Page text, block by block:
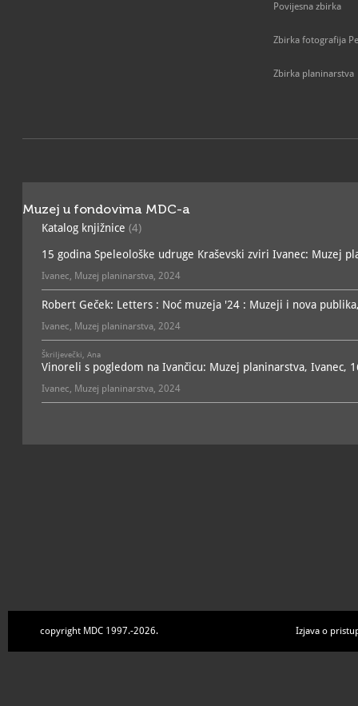
Povijesna zbirka
Zbirka fotografija
Zbirka planinarstva
Muzej u fondovima MDC-a
Katalog knjižnice (4)
15 godina Speleološke udruge Kraševski zviri Ivanec: Muzej
Ivanec, Muzej planinarstva, 2024
Robert Geček: Letters : Noć muzeja '24 : Muzeji i nova
Ivanec, Muzej planinarstva, 2024
Škriljevečki, Ana
Vinoreli s pogledom na Ivančicu: Muzej planinarstva, Ivanec,
Ivanec, Muzej planinarstva, 2024
copyright MDC 1997.-2026. Izjava o